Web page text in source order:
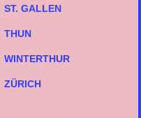
ST. GALLEN
THUN
WINTERTHUR
ZÜRICH